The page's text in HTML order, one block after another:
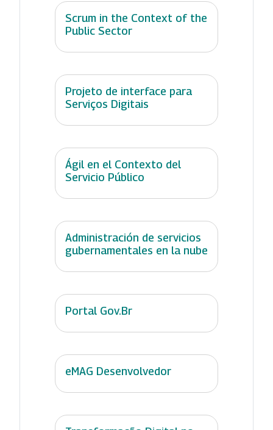
Scrum in the Context of the
Public Sector
Projeto de interface para
Serviços Digitais
Ágil en el Contexto del
Servicio Público
Administración de servicios
gubernamentales en la nube
Portal Gov.Br
eMAG Desenvolvedor